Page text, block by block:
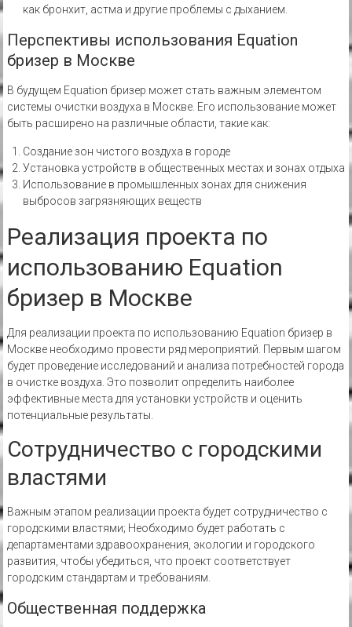
как бронхит, астма и другие проблемы с дыханием.
Перспективы использования Equation
бризер в Москве
В будущем Equation бризер может стать важным элементом
системы очистки воздуха в Москве. Его использование может
быть расширено на различные области, такие как:
Создание зон чистого воздуха в городе
Установка устройств в общественных местах и зонах отдыха
Использование в промышленных зонах для снижения
выбросов загрязняющих веществ
Реализация проекта по
использованию Equation
бризер в Москве
Для реализации проекта по использованию Equation бризер в
Москве необходимо провести ряд мероприятий. Первым шагом
будет проведение исследований и анализа потребностей города
в очистке воздуха. Это позволит определить наиболее
эффективные места для установки устройств и оценить
потенциальные результаты.
Сотрудничество с городскими
властями
Важным этапом реализации проекта будет сотрудничество с
городскими властями; Необходимо будет работать с
департаментами здравоохранения, экологии и городского
развития, чтобы убедиться, что проект соответствует
городским стандартам и требованиям.
Общественная поддержка